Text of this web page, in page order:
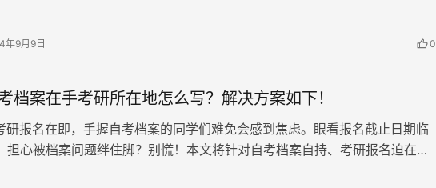
年9月9日 0
档案在手考研所在地怎么写？解决方案如下！
报名在即，手握自考档案的同学们难免会感到焦虑。眼看报名截止日期临
担心被档案问题绊住脚？别慌！本文将针对自考档案自持、考研报名迫在眉